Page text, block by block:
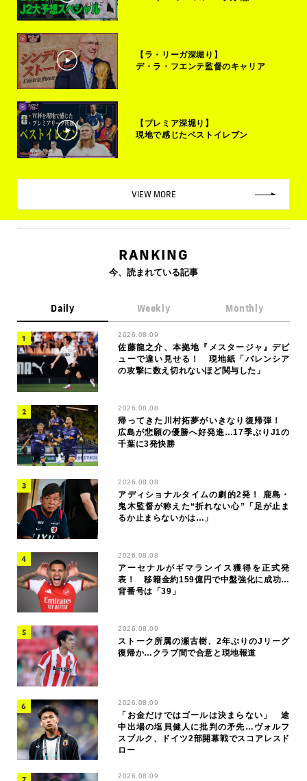
【ラ・リーガ深堀り】
デ・ラ・フエンテ監督のキャリア
【プレミア深堀り】
現地で感じたベストイレブン
VIEW MORE
RANKING
今、読まれている記事
Daily Weekly Monthly
2026.08.09
佐藤龍之介、本拠地『メスタージャ』デビ
ューで違い見せる！ 現地紙「バレンシア
の攻撃に数え切れないほど関与した」
2026.08.08
帰ってきた川村拓夢がいきなり復帰弾！
広島が悲願の優勝へ好発進…17季ぶりJ1の
千葉に3発快勝
2026.08.08
アディショナルタイムの劇的2発！ 鹿島・
鬼木監督が称えた“折れない心”「足が止ま
るか止まらないかは…」
2026.08.08
アーセナルがギマランイス獲得を正式発
表！ 移籍金約159億円で中盤強化に成功…
背番号は「39」
2026.08.09
ストーク所属の瀬古樹、2年ぶりのJリーグ
復帰か…クラブ間で合意と現地報道
2026.08.09
「お金だけではゴールは決まらない」 途
中出場の塩貝健人に批判の矛先…ヴォルフ
スブルク、ドイツ2部開幕戦でスコアレスド
ロー
2026.08.09